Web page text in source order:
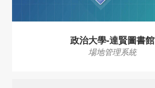
政治大學-達賢圖書館
場地管理系統